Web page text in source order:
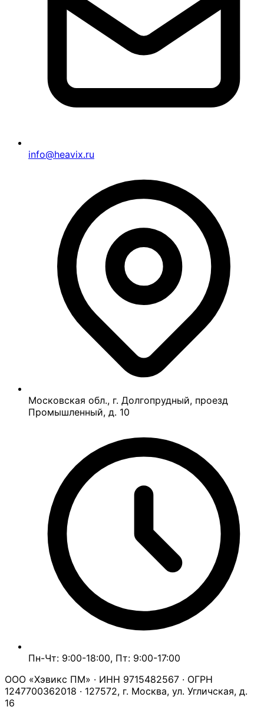
info@heavix.ru
Московская обл., г. Долгопрудный, проезд
Промышленный, д. 10
Пн-Чт: 9:00-18:00, Пт: 9:00-17:00
ООО «Хэвикс ПМ» · ИНН 9715482567 · ОГРН
1247700362018 · 127572, г. Москва, ул. Угличская, д.
16